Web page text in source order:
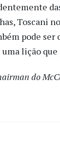
Toscani
pode ser
uma lição
do